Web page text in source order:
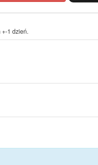
+-1 dzień.